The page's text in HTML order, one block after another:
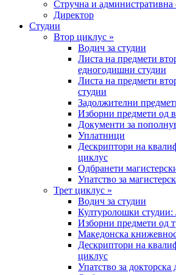
Стручна и административна
Директор
Студии
Втор циклус »
Водич за студии
Листа на предмети
едногодишни студии
Листа на предмети
студии
Задолжителни
Изборни предмети од
Документи за
Уплатници
Дескриптори на
циклус
Одбранети
Упатство за
Трет циклус »
Водич за студии
Културолошки студии:
Изборни предмети од
Македонска
Дескриптори на
циклус
Упатство за докторска